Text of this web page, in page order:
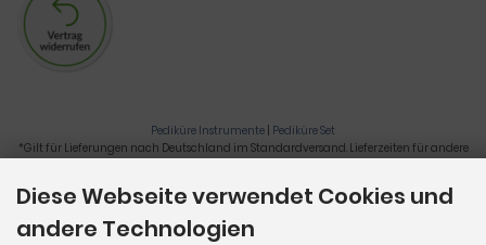
Pediküre Instrumente | Pediküre Set
*Gilt für Lieferungen nach Deutschland im Standardversand. Lieferzeiten für andere
Nagelzange, Podologie, Pediküre, Fußpflegegeräte, Nagelfräser © 2026
Diese Webseite verwendet Cookies und
andere Technologien